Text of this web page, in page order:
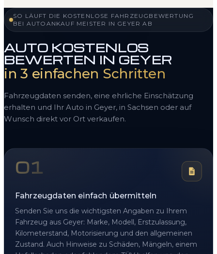
SO LÄUFT DIE KOSTENLOSE FAHRZEUGBEWERTUNG
BEI AUTOANKAUF MEISTER IN GEYER AB
AUTO KOSTENLOS
BEWERTEN IN GEYER
in 3 einfachen Schritten
Fahrzeugdaten senden, eine ehrliche Einschätzung
erhalten und Ihr Auto in Geyer, in Sachsen oder auf
Wunsch direkt vor Ort verkaufen.
01
Fahrzeugdaten einfach übermitteln
Senden Sie uns die wichtigsten Angaben zu Ihrem
Fahrzeug aus Geyer: Marke, Modell, Erstzulassung,
Kilometerstand, Motorisierung und den allgemeinen
Zustand. Auch Hinweise zu Schäden, Mängeln, einem